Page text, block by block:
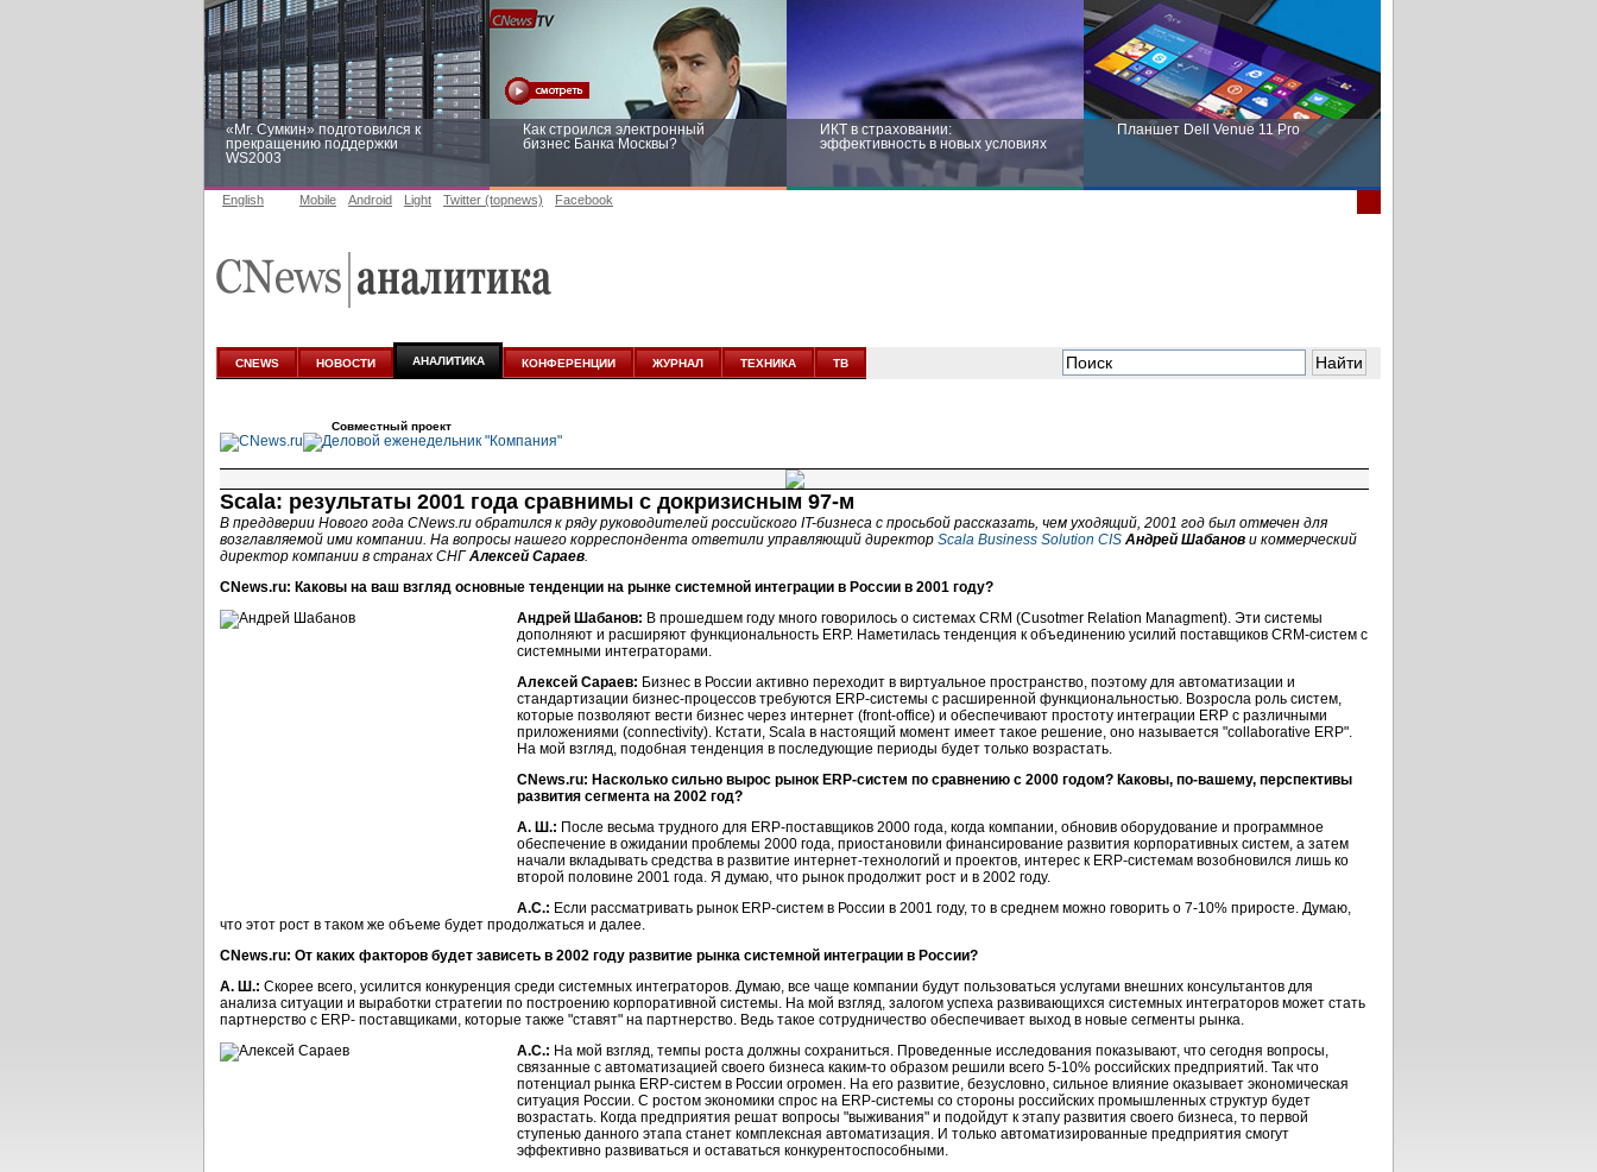
«Mr. Сумкин» подготовился к
прекращению поддержки
WS2003
Как строился электронный
бизнес Банка Москвы?
ИКТ в страховании:
эффективность в новых условиях
Планшет Dell Venue 11 Pro
аналитике
новых условиях
English Mobile Android Light Twitter (topnews) Facebook
CNEWS НОВОСТИ АНАЛИТИКА КОНФЕРЕНЦИИ ЖУРНАЛ ТЕХНИКА ТВ
Совместный проект
Scala: результаты 2001 года сравнимы с докризисным 97-м
В преддверии Нового года CNews.ru обратился к ряду руководителей российского IT-бизнеса с просьбой рассказать, чем уходящий, 2001 год был отмечен для
возглавляемой ими компании. На вопросы нашего корреспондента ответили управляющий директор Scala Business Solution CIS Андрей Шабанов и коммерческий
директор компании в странах СНГАлексей Сараев.
CNews.ru: Каковы на ваш взгляд основные тенденции на рынке системной интеграции в России в 2001 году?
Андрей Шабанов: В прошедшем году много говорилось о системах CRM (Cusotmer Relation Managment). Эти системы
дополняют и расширяют функциональность ERP. Наметилась тенденция к объединению усилий поставщиков CRM-систем с
системными интеграторами.
Алексей Сараев: Бизнес в России активно переходит в виртуальное пространство, поэтому для автоматизации и
стандартизации бизнес-процессов требуются ERP-системы с расширенной функциональностью. Возросла роль систем,
которые позволяют вести бизнес через интернет (front-office) и обеспечивают простоту интеграции ERP с различными
приложениями (connectivity). Кстати, Scala в настоящий момент имеет такое решение, оно называется "collaborative ERP".
На мой взгляд, подобная тенденция в последующие периоды будет только возрастать.
CNews.ru: Насколько сильно вырос рынок ERP-систем по сравнению с 2000 годом? Каковы, по-вашему, перспективы
развития сегмента на 2002 год?
А. Ш.: После весьма трудного для ERP-поставщиков 2000 года, когда компании, обновив оборудование и программное
обеспечение в ожидании проблемы 2000 года, приостановили финансирование развития корпоративных систем, а затем
начали вкладывать средства в развитие интернет-технологий и проектов, интерес к ERP-системам возобновился лишь ко
второй половине 2001 года. Я думаю, что рынок продолжит рост и в 2002 году.
А.С.: Если рассматривать рынок ERP-систем в России в 2001 году, то в среднем можно говорить о 7-10% приросте. Думаю,
что этот рост в таком же объеме будет продолжаться и далее.
CNews.ru: От каких факторов будет зависеть в 2002 году развитие рынка системной интеграции в России?
А. Ш.: Скорее всего, усилится конкуренция среди системных интеграторов. Думаю, все чаще компании будут пользоваться услугами внешних консультантов для
анализа ситуации и выработки стратегии по построению корпоративной системы. На мой взгляд, залогом успеха развивающихся системных интеграторов может стать
партнерство с ERP- поставщиками, которые также "ставят" на партнерство. Ведь такое сотрудничество обеспечивает выход в новые сегменты рынка.
А.С.: На мой взгляд, темпы роста должны сохраниться. Проведенные исследования показывают, что сегодня вопросы,
связанные с автоматизацией своего бизнеса каким-то образом решили всего 5-10% российских предприятий. Так что
потенциал рынка ERP-систем в России огромен. На его развитие, безусловно, сильное влияние оказывает экономическая
ситуация России. С ростом экономики спрос на ERP-системы со стороны российских промышленных структур будет
возрастать. Когда предприятия решат вопросы "выживания" и подойдут к этапу развития своего бизнеса, то первой
ступенью данного этапа станет комплексная автоматизация. И только автоматизированные предприятия смогут
эффективно развиваться и оставаться конкурентоспособными.